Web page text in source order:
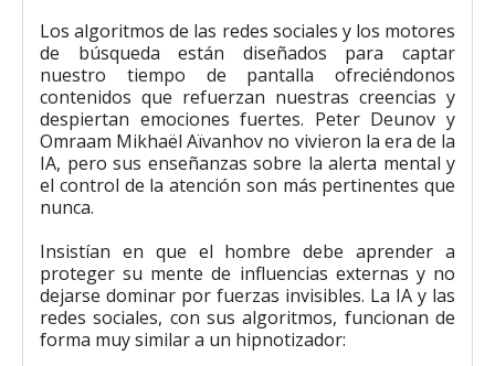
Los algoritmos de las redes sociales y los motores
de búsqueda están diseñados para captar
nuestro tiempo de pantalla ofreciéndonos
contenidos que refuerzan nuestras creencias y
despiertan emociones fuertes. Peter Deunov y
Omraam Mikhaël Aïvanhov no vivieron la era de la
IA, pero sus enseñanzas sobre la alerta mental y
el control de la atención son más pertinentes que
nunca.
Insistían en que el hombre debe aprender a
proteger su mente de influencias externas y no
dejarse dominar por fuerzas invisibles. La IA y las
redes sociales, con sus algoritmos, funcionan de
forma muy similar a un hipnotizador: